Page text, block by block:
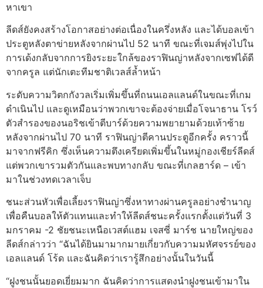
หาเขา
ลีดส์ยังคงสร้างโอกาสอย่างต่อเนื่องในครึ่งหลัง และได้บอลเข้า
ประตูหลังตาข่ายหลังจากผ่านไป 52 นาที ขณะที่เจมส์พุ่งไปใน
การเด้งกลับจากการยิงระยะใกล้ของราฟินญ่าหลังจากเซฟได้ดี
จากครูล แต่นักเตะทีมชาติเวลส์ล้ำหน้า
ระดับความวิตกกังวลเริ่มเพิ่มขึ้นที่ถนนเอลแลนด์ในขณะที่เกม
ดำเนินไป และดูเหมือนว่าพวกเขาจะต้องจ่ายเมื่อโจนาธาน โรว์
ตัวสำรองของนอริชเข้าตีบาร์ด้วยความพยายามด้วยเท้าซ้าย
หลังจากผ่านไป 70 นาที ราฟินญ่าตีคานประตูอีกครั้ง คราวนี้
มาจากฟรีคิก ซึ่งเห็นความตึงเครียดเพิ่มขึ้นในหมู่กองเชียร์ลีดส์
แต่พวกเขารวมตัวกันและพบทางกลับ ขณะที่เกลฮาร์ด – เข้า
มาในช่วงทดเวลาเจ็บ
ชนะส่วนหัวเพื่อเลี้ยงราฟินญ่าซึ่งหาทางผ่านครูลอย่างชำนาญ
เพื่อคืนบอลให้ตัวแทนและทำให้ลีดส์ชนะครั้งแรกตั้งแต่วันที่ 3
มกราคม -2 ชัยชนะเหนือเวสต์แฮม เจสซี่ มาร์ช นายใหญ่ของ
ลีดส์กล่าวว่า “ฉันได้ยินมามากมายเกี่ยวกับความมหัศจรรย์ของ
เอลแลนด์ โร้ด และฉันคิดว่าเรารู้สึกอย่างนั้นในวันนี้
“ฝูงชนนั้นยอดเยี่ยมมาก ฉันคิดว่าการแสดงนำฝูงชนเข้ามาใน